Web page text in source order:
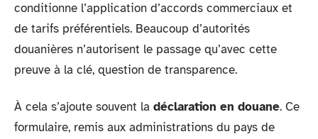
conditionne l’application d’accords commerciaux et
de tarifs préférentiels. Beaucoup d’autorités
douanières n’autorisent le passage qu’avec cette
preuve à la clé, question de transparence.
À cela s’ajoute souvent la déclaration en douane. Ce
formulaire, remis aux administrations du pays de